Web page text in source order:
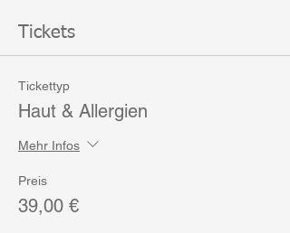
Tickets
Tickettyp
Haut & Allergien
Mehr Infos
Preis
39,00 €